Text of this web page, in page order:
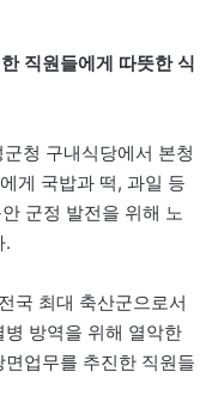
직원들에게 따뜻한 식
청 구내식당에서 본청
게 국밥과 떡, 과일 등
군정 발전을 위해 노
.
국 최대 축산군으로서
방역을 위해 열악한
업무를 추진한 직원들